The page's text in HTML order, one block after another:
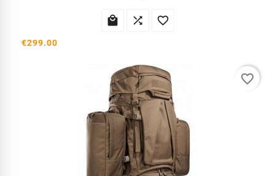
  
€299.00
favorite_border